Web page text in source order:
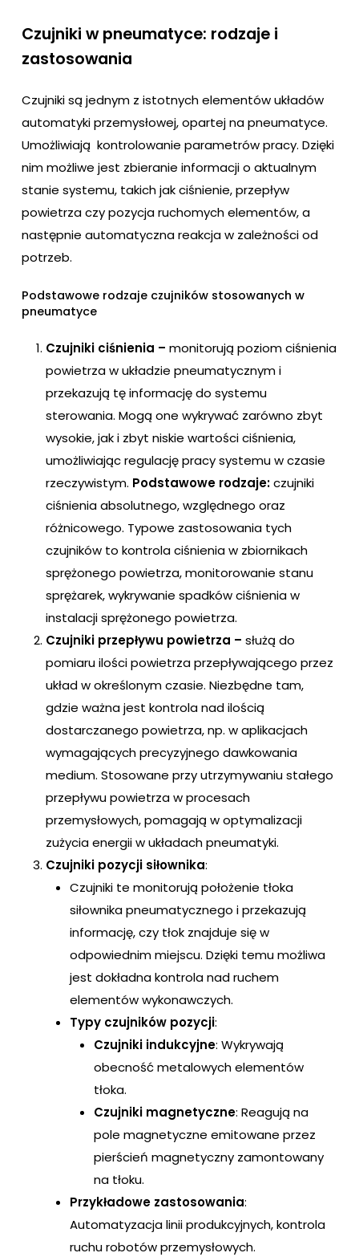
Czujniki w pneumatyce: rodzaje i
zastosowania
Czujniki są jednym z istotnych elementów układów
automatyki przemysłowej, opartej na pneumatyce.
Umożliwiają kontrolowanie parametrów pracy. Dzięki
nim możliwe jest zbieranie informacji o aktualnym
stanie systemu, takich jak ciśnienie, przepływ
powietrza czy pozycja ruchomych elementów, a
następnie automatyczna reakcja w zależności od
potrzeb.
Podstawowe rodzaje czujników stosowanych w
pneumatyce
Czujniki ciśnienia – monitorują poziom ciśnienia
powietrza w układzie pneumatycznym i
przekazują tę informację do systemu
sterowania. Mogą one wykrywać zarówno zbyt
wysokie, jak i zbyt niskie wartości ciśnienia,
umożliwiając regulację pracy systemu w czasie
rzeczywistym. Podstawowe rodzaje:czujniki
ciśnienia absolutnego, względnego oraz
różnicowego. Typowe zastosowania tych
czujników to kontrola ciśnienia w zbiornikach
sprężonego powietrza, monitorowanie stanu
sprężarek, wykrywanie spadków ciśnienia w
instalacji sprężonego powietrza.
Czujniki przepływu powietrza – służą do
pomiaru ilości powietrza przepływającego przez
układ w określonym czasie. Niezbędne tam,
gdzie ważna jest kontrola nad ilością
dostarczanego powietrza, np. w aplikacjach
wymagających precyzyjnego dawkowania
medium. Stosowane przy utrzymywaniu stałego
przepływu powietrza w procesach
przemysłowych, pomagają w optymalizacji
zużycia energii w układach pneumatyki.
Czujniki pozycji siłownika:
Czujniki te monitorują położenie tłoka
siłownika pneumatycznego i przekazują
informację, czy tłok znajduje się w
odpowiednim miejscu. Dzięki temu możliwa
jest dokładna kontrola nad ruchem
elementów wykonawczych.
Typy czujników pozycji:
Czujniki indukcyjne: Wykrywają
obecność metalowych elementów
tłoka.
Czujniki magnetyczne: Reagują na
pole magnetyczne emitowane przez
pierścień magnetyczny zamontowany
na tłoku.
Przykładowe zastosowania:
Automatyzacja linii produkcyjnych, kontrola
ruchu robotów przemysłowych.